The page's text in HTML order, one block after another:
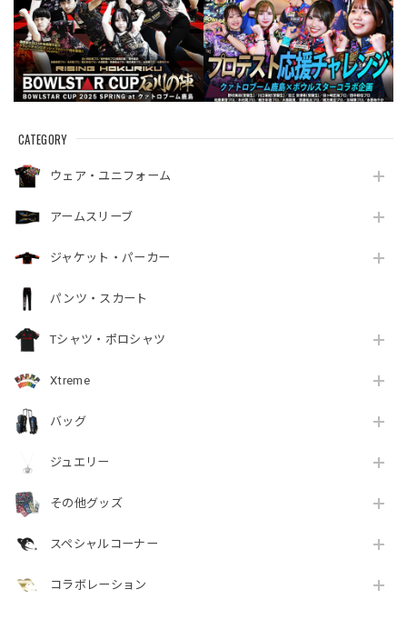
CATEGORY
ウェア・ユニフォーム
アームスリーブ
ジャケット・パーカー
パンツ・スカート
Tシャツ・ポロシャツ
Xtreme
バッグ
ジュエリー
その他グッズ
スペシャルコーナー
コラボレーション